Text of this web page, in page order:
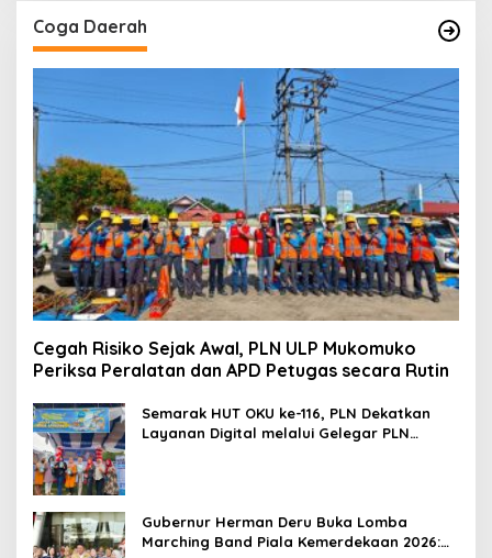
Coga Daerah
Cegah Risiko Sejak Awal, PLN ULP Mukomuko
Periksa Peralatan dan APD Petugas secara Rutin
Semarak HUT OKU ke-116, PLN Dekatkan
Layanan Digital melalui Gelegar PLN
Gubernur Herman Deru Buka Lomba
Marching Band Piala Kemerdekaan 2026: